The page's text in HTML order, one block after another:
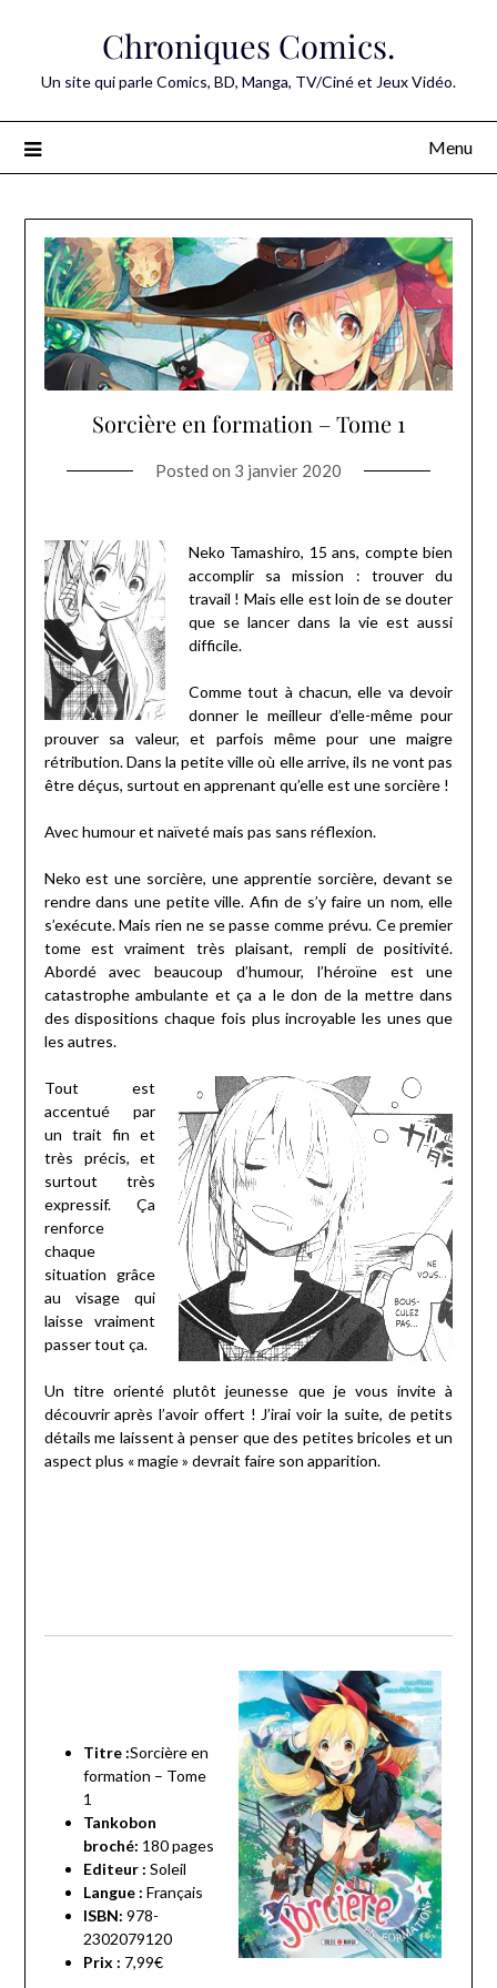
Chroniques Comics.
Un site qui parle Comics, BD, Manga, TV/Ciné et Jeux Vidéo.
Menu
Sorcière en formation – Tome 1
Posted on 3 janvier 2020
Neko Tamashiro, 15 ans, compte bien
accomplir sa mission : trouver du
travail ! Mais elle est loin de se douter
que se lancer dans la vie est aussi
difficile.
Comme tout à chacun, elle va devoir
donner le meilleur d’elle-même pour
prouver sa valeur, et parfois même pour une maigre
rétribution. Dans la petite ville où elle arrive, ils ne vont pas
être déçus, surtout en apprenant qu’elle est une sorcière !
Avec humour et naïveté mais pas sans réflexion.
Neko est une sorcière, une apprentie sorcière, devant se
rendre dans une petite ville. Afin de s’y faire un nom, elle
s’exécute. Mais rien ne se passe comme prévu. Ce premier
tome est vraiment très plaisant, rempli de positivité.
Abordé avec beaucoup d’humour, l’héroïne est une
catastrophe ambulante et ça a le don de la mettre dans
des dispositions chaque fois plus incroyable les unes que
les autres.
Tout est
accentué par
un trait fin et
très précis, et
surtout très
expressif. Ça
renforce
chaque
situation grâce
au visage qui
laisse vraiment
passer tout ça.
Un titre orienté plutôt jeunesse que je vous invite à
découvrir après l’avoir offert ! J’irai voir la suite, de petits
détails me laissent à penser que des petites bricoles et un
aspect plus « magie » devrait faire son apparition.
Titre :Sorcière en
formation – Tome
1
Tankobon
broché: 180 pages
Editeur : Soleil
Langue : Français
ISBN: 978-
2302079120
Prix : 7,99€